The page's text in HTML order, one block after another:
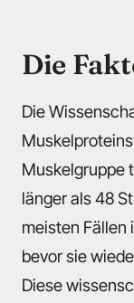
Die
Die
Muskelgruppe
länger als 48
meisten Fällen
bevor sie
Diese